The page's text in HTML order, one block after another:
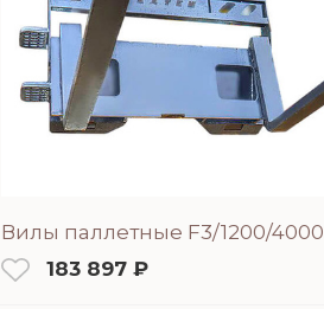
Вилы паллетные F3/1200/4000
183 897 ₽